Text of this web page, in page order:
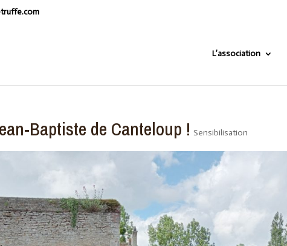
L’association
Baptiste de Canteloup ! Sensibilisation